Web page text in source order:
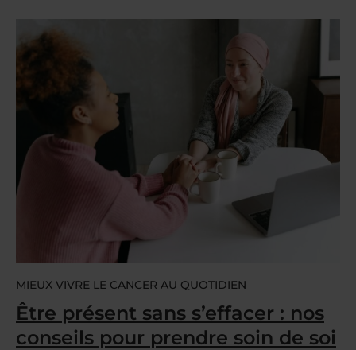
MIEUX VIVRE LE CANCER AU QUOTIDIEN
Être présent sans s’effacer : nos
conseils pour prendre soin de soi